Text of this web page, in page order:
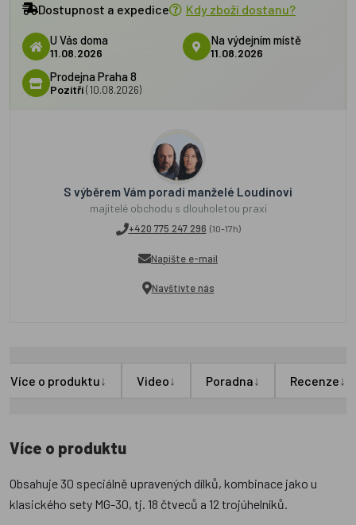
Dostupnost a expedice Kdy zboží dostanu?
U Vás doma
11.08.2026
Na výdejním místě
11.08.2026
Prodejna Praha 8
Pozítří(10.08.2026)
S výběrem Vám poradí manželé Loudínovi
majitelé obchodu s dlouholetou praxí
+420 775 247 296 (10-17h)
Napište e-mail
Navštivte nás
Více o produktu↓ Video↓ Poradna↓ Recenze↓
Více o produktu
Obsahuje 30 speciálně upravených dílků, kombinace jako u
klasického sety MG-30, tj. 18 čtveců a 12 trojúhelníků.